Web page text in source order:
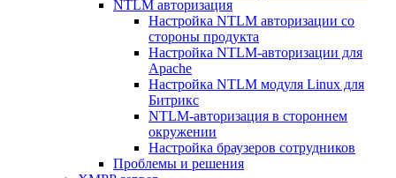
NTLM авторизация
Настройка NTLM авторизации со
стороны продукта
Настройка NTLM-авторизации для
Apache
Настройка NTLM модуля Linux для
Битрикс
NTLM-авторизация в стороннем
окружении
Настройка браузеров сотрудников
Проблемы и решения